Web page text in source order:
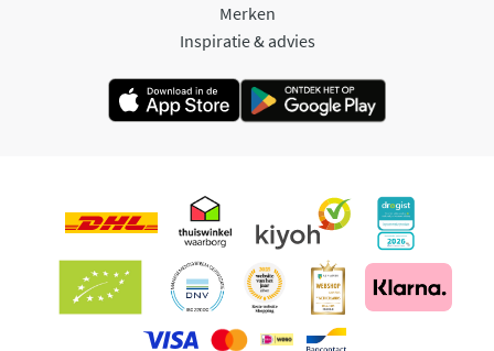
Merken
Inspiratie & advies